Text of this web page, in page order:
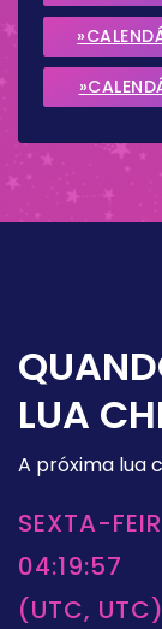
LUA
A próxima lua
SEXTA-
04:19:57
(UTC, UTC)